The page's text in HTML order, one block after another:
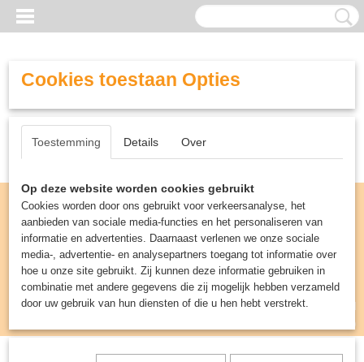
Inloggen Registreren
UW WINKELWAGEN
(0)
Cookies toestaan Opties
Toestemming Details Over
Op deze website worden cookies gebruikt
Cookies worden door ons gebruikt voor verkeersanalyse, het
aanbieden van sociale media-functies en het personaliseren van
informatie en advertenties. Daarnaast verlenen we onze sociale
media-, advertentie- en analysepartners toegang tot informatie over
hoe u onze site gebruikt. Zij kunnen deze informatie gebruiken in
combinatie met andere gegevens die zij mogelijk hebben verzameld
door uw gebruik van hun diensten of die u hen hebt verstrekt.